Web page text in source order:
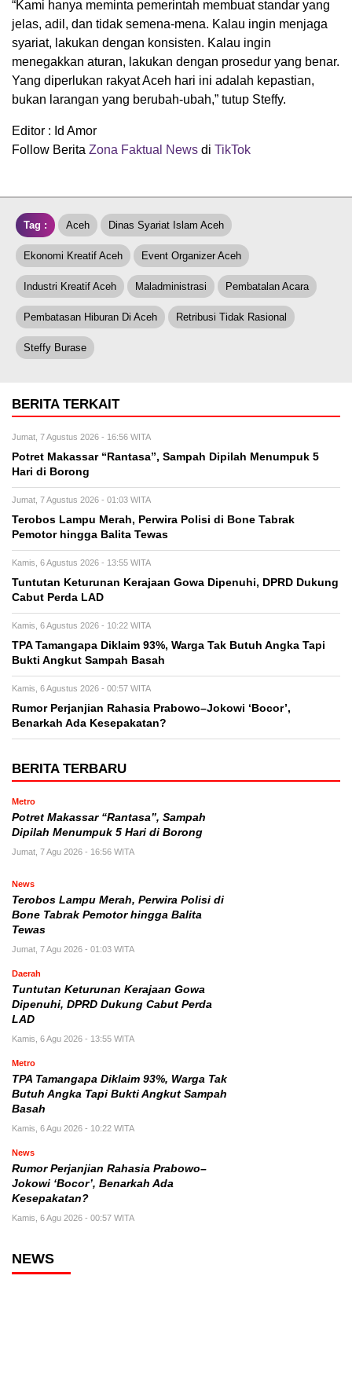
“Kami hanya meminta pemerintah membuat standar yang
jelas, adil, dan tidak semena-mena. Kalau ingin menjaga
syariat, lakukan dengan konsisten. Kalau ingin
menegakkan aturan, lakukan dengan prosedur yang benar.
Yang diperlukan rakyat Aceh hari ini adalah kepastian,
bukan larangan yang berubah-ubah,” tutup Steffy.
Editor : Id Amor
Follow Berita Zona Faktual News di TikTok
Tag : Aceh Dinas Syariat Islam Aceh
Ekonomi Kreatif Aceh Event Organizer Aceh
Industri Kreatif Aceh Maladministrasi Pembatalan Acara
Pembatasan Hiburan Di Aceh Retribusi Tidak Rasional
Steffy Burase
BERITA TERKAIT
Jumat, 7 Agustus 2026 - 16:56 WITA
Potret Makassar “Rantasa”, Sampah Dipilah Menumpuk 5
Hari di Borong
Jumat, 7 Agustus 2026 - 01:03 WITA
Terobos Lampu Merah, Perwira Polisi di Bone Tabrak
Pemotor hingga Balita Tewas
Kamis, 6 Agustus 2026 - 13:55 WITA
Tuntutan Keturunan Kerajaan Gowa Dipenuhi, DPRD Dukung
Cabut Perda LAD
Kamis, 6 Agustus 2026 - 10:22 WITA
TPA Tamangapa Diklaim 93%, Warga Tak Butuh Angka Tapi
Bukti Angkut Sampah Basah
Kamis, 6 Agustus 2026 - 00:57 WITA
Rumor Perjanjian Rahasia Prabowo–Jokowi ‘Bocor’,
Benarkah Ada Kesepakatan?
BERITA TERBARU
Metro
Potret Makassar “Rantasa”, Sampah
Dipilah Menumpuk 5 Hari di Borong
Jumat, 7 Agu 2026 - 16:56 WITA
News
Terobos Lampu Merah, Perwira Polisi di
Bone Tabrak Pemotor hingga Balita
Tewas
Jumat, 7 Agu 2026 - 01:03 WITA
Daerah
Tuntutan Keturunan Kerajaan Gowa
Dipenuhi, DPRD Dukung Cabut Perda
LAD
Kamis, 6 Agu 2026 - 13:55 WITA
Metro
TPA Tamangapa Diklaim 93%, Warga Tak
Butuh Angka Tapi Bukti Angkut Sampah
Basah
Kamis, 6 Agu 2026 - 10:22 WITA
News
Rumor Perjanjian Rahasia Prabowo–
Jokowi ‘Bocor’, Benarkah Ada
Kesepakatan?
Kamis, 6 Agu 2026 - 00:57 WITA
NEWS